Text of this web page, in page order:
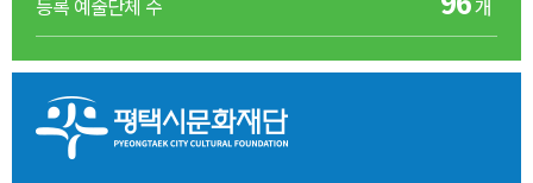
등록 예술단체 수 개